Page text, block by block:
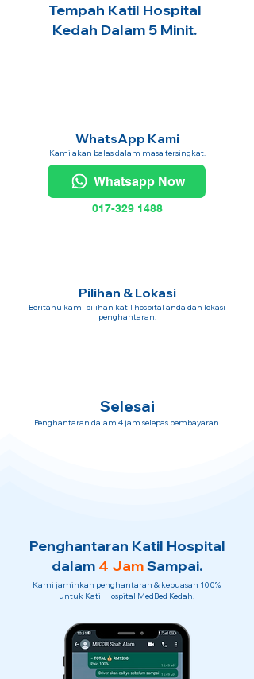
Tempah Katil Hospital
Kedah Dalam 5 Minit.
WhatsApp Kami
Kami akan balas dalam masa tersingkat.
Whatsapp Now
017-329 1488
Pilihan & Lokasi
Beritahu kami pilihan katil hospital anda dan lokasi
penghantaran.
Selesai
Penghantaran dalam 4 jam selepas pembayaran.
Penghantaran Katil Hospital
dalam 4 JamSampai.
Kami jaminkan penghantaran & kepuasan 100%
untuk Katil Hospital MedBed Kedah.